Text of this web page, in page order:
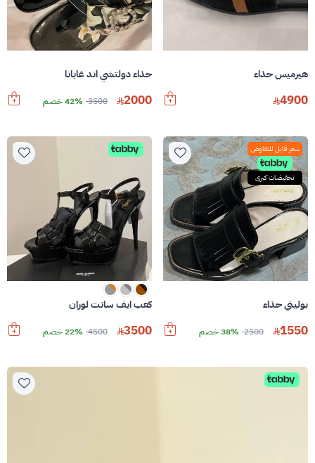
هيرميس حذاء
4900
حذاء دولتشي اند غابانا
2000
3500 42% خصم
سعر قابل للتفاوض
تخفيضات كبرى
بوليني حذاء
1550
2500 38% خصم
كعب ايف سانت لوران
3500
4500 22% خصم